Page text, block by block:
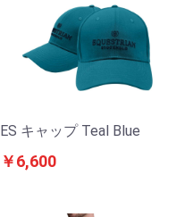
ES キャップ Teal Blue
￥6,600